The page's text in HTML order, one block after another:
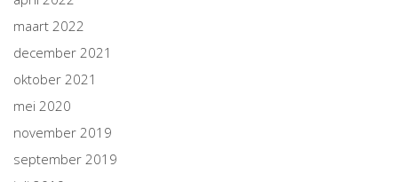
maart 2022
december 2021
oktober 2021
mei 2020
november 2019
september 2019